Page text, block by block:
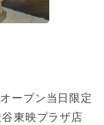
ープン当日限定
東映プラザ店